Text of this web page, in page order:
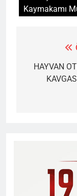
Kaymakamı
HAYVAN